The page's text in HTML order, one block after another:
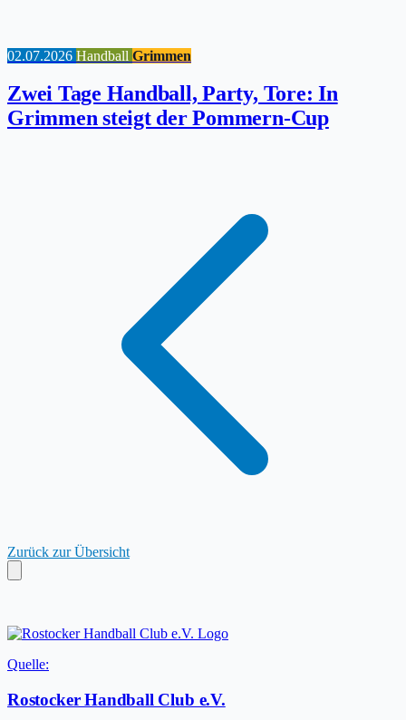
02.07.2026 Handball Grimmen
Zwei Tage Handball, Party, Tore: In
Grimmen steigt der Pommern-Cup
Zurück zur Übersicht
Quelle:
Rostocker Handball Club e.V.